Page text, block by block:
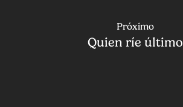
Próximo
Quien ríe último